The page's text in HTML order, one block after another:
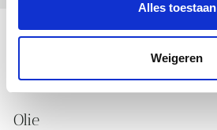
Alles toestaan
Weigeren
Verf
Olie